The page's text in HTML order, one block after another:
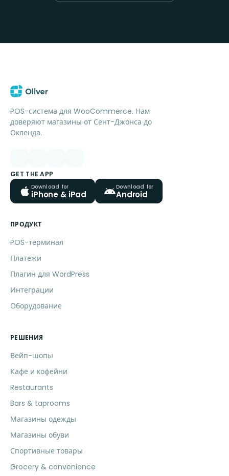
POS-система для WooCommerce. Нам
доверяют магазины от Сент-Джонса до
Окленда.
GET THE APP
Download for
iPhone & iPad
Download for
Android
ПРОДУКТ
POS-терминал
Платежи
Плагин для WordPress
Интеграции
Оборудование
РЕШЕНИЯ
Вейп-шопы
Кафе и кофейни
Restaurants
Bars & taprooms
Магазины одежды
Магазины обуви
Спортивные товары
Grocery & convenience